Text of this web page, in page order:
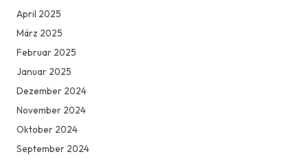
April 2025
März 2025
Februar 2025
Januar 2025
Dezember 2024
November 2024
Oktober 2024
September 2024